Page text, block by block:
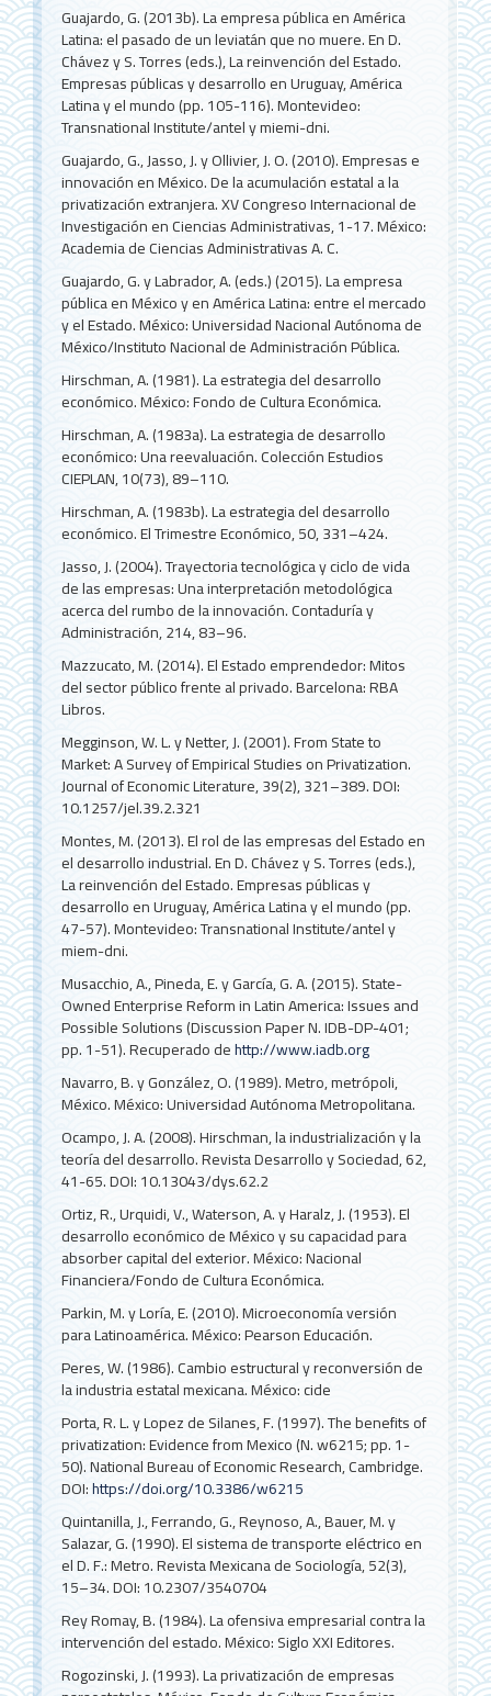
Guajardo, G. (2013b). La empresa pública en América
Latina: el pasado de un leviatán que no muere. En D.
Chávez y S. Torres (eds.), La reinvención del Estado.
Empresas públicas y desarrollo en Uruguay, América
Latina y el mundo (pp. 105-116). Montevideo:
Transnational Institute/antel y miemi-dni.
Guajardo, G., Jasso, J. y Ollivier, J. O. (2010). Empresas e
innovación en México. De la acumulación estatal a la
privatización extranjera. XV Congreso Internacional de
Investigación en Ciencias Administrativas, 1-17. México:
Academia de Ciencias Administrativas A. C.
Guajardo, G. y Labrador, A. (eds.) (2015). La empresa
pública en México y en América Latina: entre el mercado
y el Estado. México: Universidad Nacional Autónoma de
México/Instituto Nacional de Administración Pública.
Hirschman, A. (1981). La estrategia del desarrollo
económico. México: Fondo de Cultura Económica.
Hirschman, A. (1983a). La estrategia de desarrollo
económico: Una reevaluación. Colección Estudios
CIEPLAN, 10(73), 89–110.
Hirschman, A. (1983b). La estrategia del desarrollo
económico. El Trimestre Económico, 50, 331–424.
Jasso, J. (2004). Trayectoria tecnológica y ciclo de vida
de las empresas: Una interpretación metodológica
acerca del rumbo de la innovación. Contaduría y
Administración, 214, 83–96.
Mazzucato, M. (2014). El Estado emprendedor: Mitos
del sector público frente al privado. Barcelona: RBA
Libros.
Megginson, W. L. y Netter, J. (2001). From State to
Market: A Survey of Empirical Studies on Privatization.
Journal of Economic Literature, 39(2), 321–389. DOI:
10.1257/jel.39.2.321
Montes, M. (2013). El rol de las empresas del Estado en
el desarrollo industrial. En D. Chávez y S. Torres (eds.),
La reinvención del Estado. Empresas públicas y
desarrollo en Uruguay, América Latina y el mundo (pp.
47-57). Montevideo: Transnational Institute/antel y
miem-dni.
Musacchio, A., Pineda, E. y García, G. A. (2015). State-
Owned Enterprise Reform in Latin America: Issues and
Possible Solutions (Discussion Paper N. IDB-DP-401;
pp. 1-51). Recuperado dehttp://www.iadb.org
Navarro, B. y González, O. (1989). Metro, metrópoli,
México. México: Universidad Autónoma Metropolitana.
Ocampo, J. A. (2008). Hirschman, la industrialización y la
teoría del desarrollo. Revista Desarrollo y Sociedad, 62,
41-65. DOI: 10.13043/dys.62.2
Ortiz, R., Urquidi, V., Waterson, A. y Haralz, J. (1953). El
desarrollo económico de México y su capacidad para
absorber capital del exterior. México: Nacional
Financiera/Fondo de Cultura Económica.
Parkin, M. y Loría, E. (2010). Microeconomía versión
para Latinoamérica. México: Pearson Educación.
Peres, W. (1986). Cambio estructural y reconversión de
la industria estatal mexicana. México: cide
Porta, R. L. y Lopez de Silanes, F. (1997). The benefits of
privatization: Evidence from Mexico (N. w6215; pp. 1-
50). National Bureau of Economic Research, Cambridge.
DOI:https://doi.org/10.3386/w6215
Quintanilla, J., Ferrando, G., Reynoso, A., Bauer, M. y
Salazar, G. (1990). El sistema de transporte eléctrico en
el D. F.: Metro. Revista Mexicana de Sociología, 52(3),
15–34. DOI: 10.2307/3540704
Rey Romay, B. (1984). La ofensiva empresarial contra la
intervención del estado. México: Siglo XXI Editores.
Rogozinski, J. (1993). La privatización de empresas